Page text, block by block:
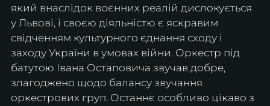
який внаслідок воєнних реалій дислокується
у Львові, і своєю діяльністю є яскравим
свідченням культурного єднання сходу і
заходу України в умовах війни. Оркестр під
батутою Івана Остаповича звучав добре,
злагоджено щодо балансу звучання
оркестрових груп. Останнє особливо цікаво з